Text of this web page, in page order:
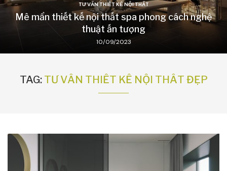
TƯ VẤN THIẾT KẾ NỘI THẤT
Mê mẩn thiết kế nội thất spa phong cách nghệ
thuật ấn tượng
10/09/2023
TAG: TƯ VẤN THIẾT KẾ NỘI THẤT ĐẸP